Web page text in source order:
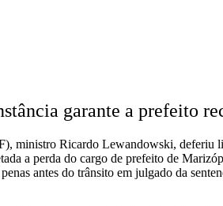
garante a prefeito
ministro Ricardo Lewandowski, deferiu
a perda do cargo de prefeito de
antes do trânsito em julgado da